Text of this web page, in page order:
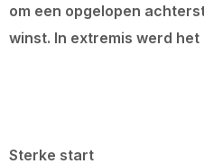
om een opgelopen
winst. In extremis werd het
Sterke start